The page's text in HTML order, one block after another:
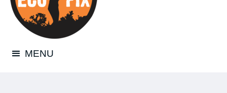
MENU